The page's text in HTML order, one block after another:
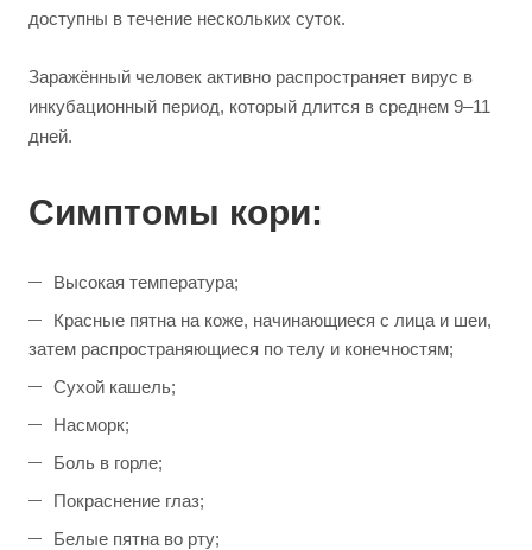
доступны в течение нескольких суток.
Заражённый человек активно распространяет вирус в
инкубационный период, который длится в среднем 9–11
дней.
Симптомы кори:
Высокая температура;
Красные пятна на коже, начинающиеся с лица и шеи,
затем распространяющиеся по телу и конечностям;
Сухой кашель;
Насморк;
Боль в горле;
Покраснение глаз;
Белые пятна во рту;